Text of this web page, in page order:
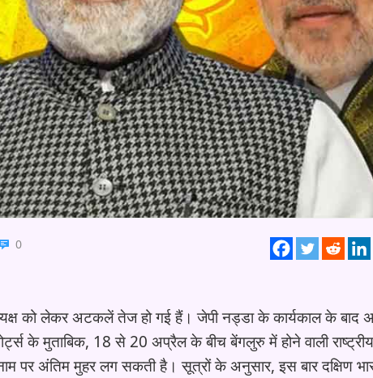
0
अध्यक्ष को लेकर अटकलें तेज हो गई हैं। जेपी नड्डा के कार्यकाल के बाद
के मुताबिक, 18 से 20 अप्रैल के बीच बेंगलुरु में होने वाली राष्ट्रीय
पर अंतिम मुहर लग सकती है। सूत्रों के अनुसार, इस बार दक्षिण